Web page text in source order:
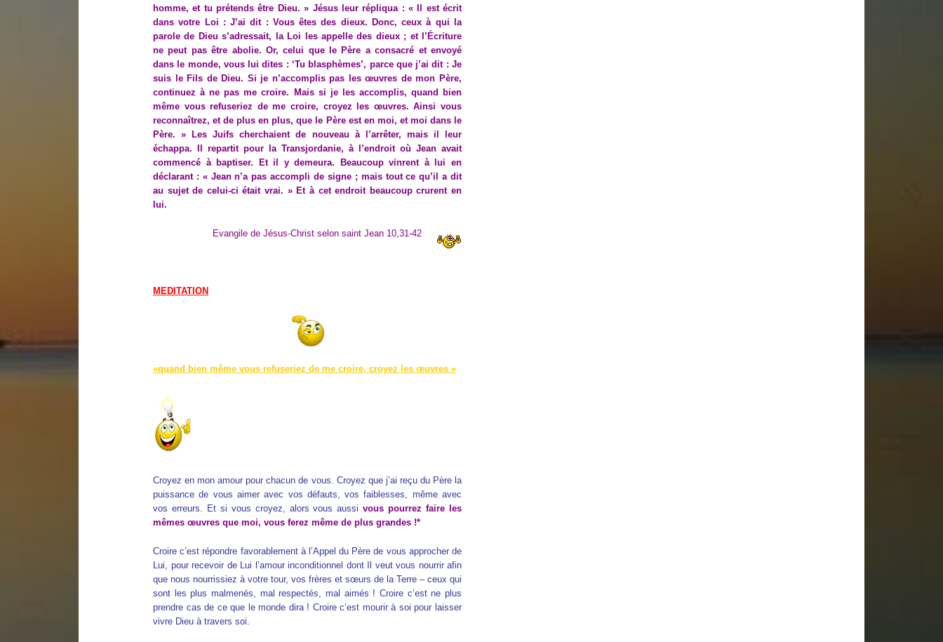
homme, et tu prétends être Dieu. » Jésus leur répliqua : « Il est écrit
dans votre Loi : J’ai dit : Vous êtes des dieux. Donc, ceux à qui la
parole de Dieu s’adressait, la Loi les appelle des dieux ; et l’Écriture
ne peut pas être abolie. Or, celui que le Père a consacré et envoyé
dans le monde, vous lui dites : ‘Tu blasphèmes’, parce que j’ai dit : Je
suis le Fils de Dieu. Si je n’accomplis pas les œuvres de mon Père,
continuez à ne pas me croire. Mais si je les accomplis, quand bien
même vous refuseriez de me croire, croyez les œuvres. Ainsi vous
reconnaîtrez, et de plus en plus, que le Père est en moi, et moi dans le
Père. » Les Juifs cherchaient de nouveau à l’arrêter, mais il leur
échappa. Il repartit pour la Transjordanie, à l’endroit où Jean avait
commencé à baptiser. Et il y demeura. Beaucoup vinrent à lui en
déclarant : « Jean n’a pas accompli de signe ; mais tout ce qu’il a dit
au sujet de celui-ci était vrai. » Et à cet endroit beaucoup crurent en
lui.
Evangile de Jésus-Christ selon saint Jean 10,31-42
MEDITATION
«quand bien même vous refuseriez de me croire, croyez les œuvres »
Croyez en mon amour pour chacun de vous. Croyez que j’ai reçu du Père la
puissance de vous aimer avec vos défauts, vos faiblesses, même avec
vos erreurs. Et si vous croyez, alors vous aussi vous pourrez faire les
mêmes œuvres que moi, vous ferez même de plus grandes !*
Croire c’est répondre favorablement à l’Appel du Père de vous approcher de
Lui, pour recevoir de Lui l’amour inconditionnel dont Il veut vous nourrir afin
que nous nourrissiez à votre tour, vos frères et sœurs de la Terre – ceux qui
sont les plus malmenés, mal respectés, mal aimés ! Croire c’est ne plus
prendre cas de ce que le monde dira ! Croire c’est mourir à soi pour laisser
vivre Dieu à travers soi.